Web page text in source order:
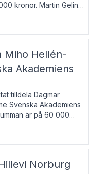
kronor. Martin Gelin,
Han lever
år bosat
Miho Hellén-
Akademiens
tilldela Dagmar
Svenska Akademiens
är på 60 000
1951, översätter
Norburg